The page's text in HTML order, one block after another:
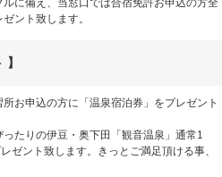
ント致します。
お申込の方に「温泉宿泊券」をプレゼント
たりの伊豆・奥下田「観音温泉」通常1
ゼント致します。きっとご満足頂ける事、